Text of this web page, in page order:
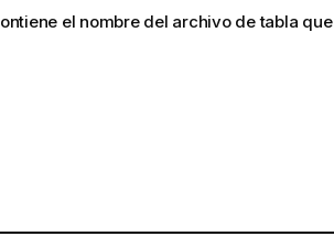
el nombre del archivo de tabla que